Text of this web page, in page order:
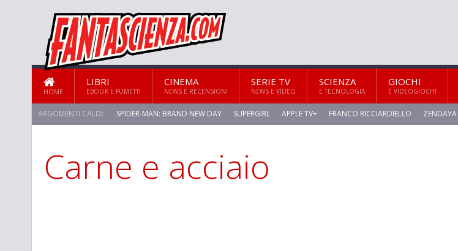
HOME
LIBRI
EBOOK E FUMETTI
CINEMA
NEWS E RECENSIONI
SERIE TV
NEWS E VIDEO
SCIENZA
E TECNOLOGIA
GIOCHI
E VIDEOGIOCHI
ARGOMENTI CALDI: SPIDER-MAN: BRAND NEW DAY SUPERGIRL APPLE TV+ FRANCO RICCIARDIELLO ZENDAYA
STAR TREK: STRANGE NEW WORLDS
Carne e acciaio